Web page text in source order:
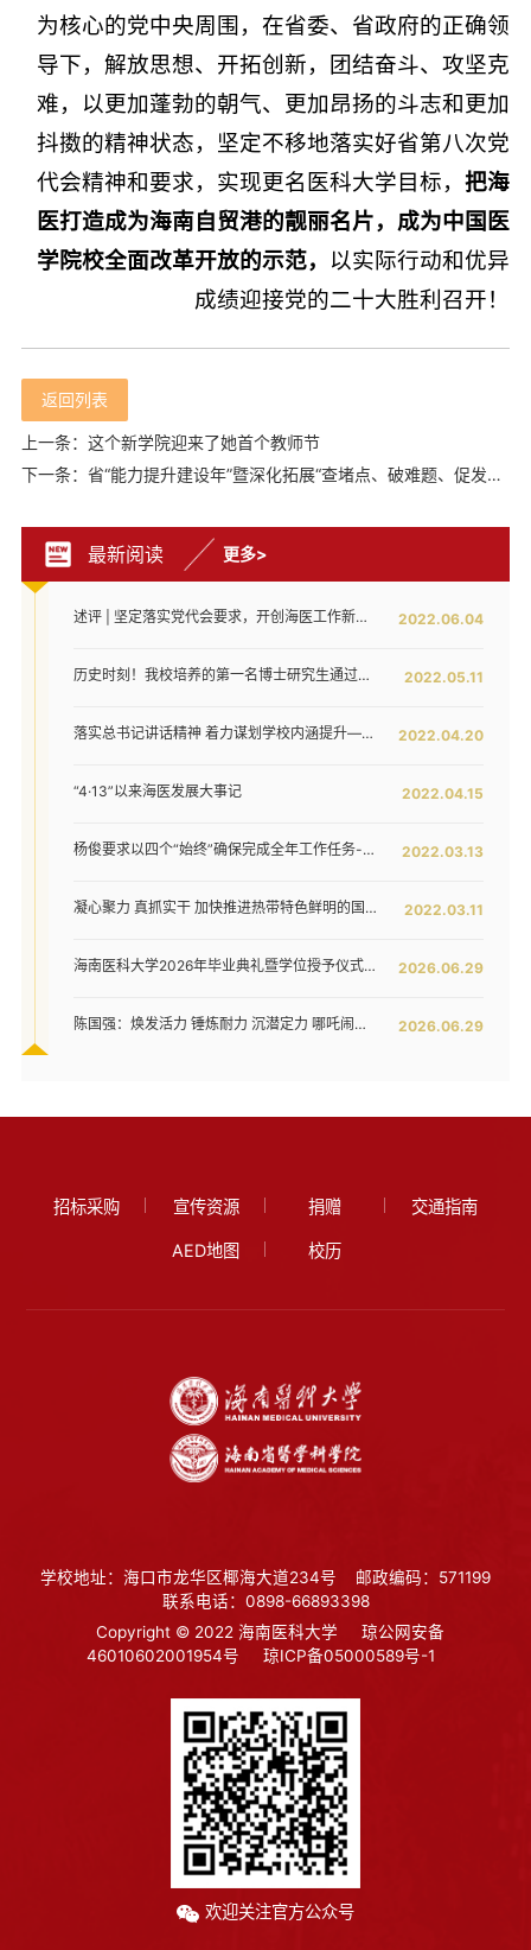
为核心的党中央周围，在省委、省政府的正确领
导下，解放思想、开拓创新，团结奋斗、攻坚克
难，以更加蓬勃的朝气、更加昂扬的斗志和更加
抖擞的精神状态，坚定不移地落实好省第八次党
代会精神和要求，实现更名医科大学目标，把海
医打造成为海南自贸港的靓丽名片，成为中国医
学院校全面改革开放的示范， 以实际行动和优异
成绩迎接党的二十大胜利召开！
返回列表
上一条：这个新学院迎来了她首个教师节
下一条：省“能力提升建设年”暨深化拓展“查堵点、破难题、促发展”活动第六巡回督导组来我校开展督导
最新阅读 更多>
2022.06.04
述评 | 坚定落实党代会要求，开创海医工作新局面——写在全面落实省第八次党代会对海医发展提出新要求之时
2022.05.11
历史时刻！我校培养的第一名博士研究生通过答辩！
2022.04.20
落实总书记讲话精神 着力谋划学校内涵提升——我校召开发展战略咨询委员会第二次工作会议
2022.04.15
“4·13”以来海医发展大事记
2022.03.13
杨俊要求以四个“始终”确保完成全年工作任务--我校六届五次教代会暨七届二次工代会胜利闭幕
2022.03.11
凝心聚力 真抓实干 加快推进热带特色鲜明的国际化高水平医科大学建设步伐 ——我校六届五次教代会暨七届二次工代会隆重开幕
2026.06.29
海南医科大学2026年毕业典礼暨学位授予仪式举行
2026.06.29
陈国强：焕发活力 锤炼耐力 沉潜定力 哪吒闹海拓新程——在海南医科大学2026年毕业典礼上的讲话
招标采购 宣传资源 捐赠 交通指南
AED地图 校历
学校地址：海口市龙华区椰海大道234号
邮政编码：571199
联系电话：0898-66893398
Copyright © 2022 海南医科大学
琼公网安备
46010602001954号
琼ICP备05000589号-1
欢迎关注官方公众号